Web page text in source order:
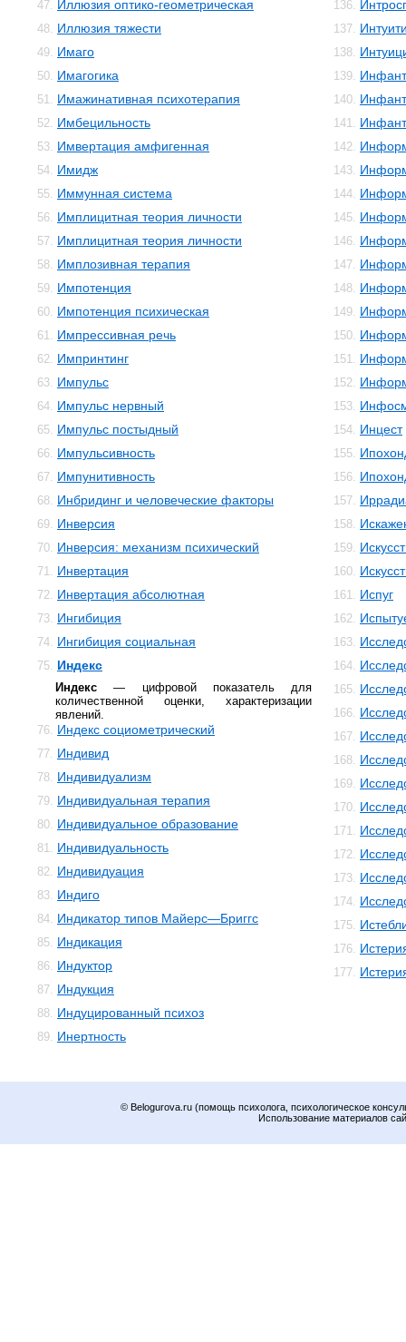
47. Иллюзия оптико-геометрическая
48. Иллюзия тяжести
49. Имаго
50. Имагогика
51. Имажинативная психотерапия
52. Имбецильность
53. Имвертация амфигенная
54. Имидж
55. Иммунная система
56. Имплицитная теория личности
57. Имплицитная теория личности
58. Имплозивная терапия
59. Импотенция
60. Импотенция психическая
61. Импрессивная речь
62. Импринтинг
63. Импульс
64. Импульс нервный
65. Импульс постыдный
66. Импульсивность
67. Импунитивность
68. Инбридинг и человеческие факторы
69. Инверсия
70. Инверсия: механизм психический
71. Инвертация
72. Инвертация абсолютная
73. Ингибиция
74. Ингибиция социальная
75. Индекс
Индекс — цифровой показатель для
количественной оценки, характеризации
явлений.
76. Индекс социометрический
77. Индивид
78. Индивидуализм
79. Индивидуальная терапия
80. Индивидуальное образование
81. Индивидуальность
82. Индивидуация
83. Индиго
84. Индикатор типов Майерс—Бриггс
85. Индикация
86. Индуктор
87. Индукция
88. Индуцированный психоз
89. Инертность
136.
137.
138.
139.
140.
141.
142.
143.
144.
145.
146.
147.
148.
149.
150.
151.
152.
153.
154. Инцест
155.
156.
157.
158.
159.
160.
161. Испуг
162.
163.
164.
165.
166.
167.
168.
169.
170.
171.
172.
173.
174.
175.
176.
177.
© Belogurova.ru (помощь психолога, психологическое
Использование материалов